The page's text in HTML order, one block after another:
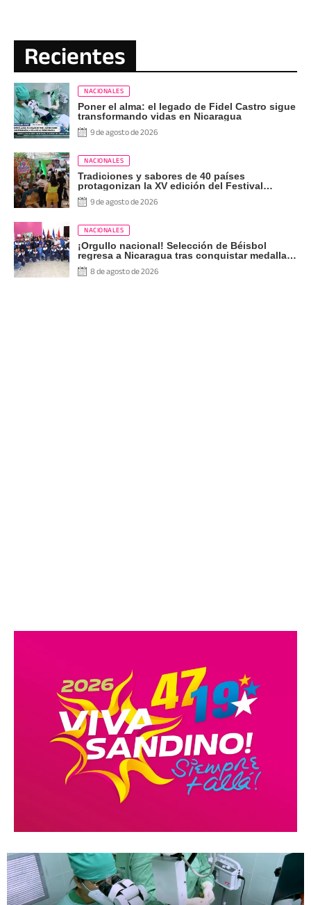
Recientes
NACIONALES
Poner el alma: el legado de Fidel Castro sigue
transformando vidas en Nicaragua
9 de agosto de 2026
NACIONALES
Tradiciones y sabores de 40 países
protagonizan la XV edición del Festival
Internacional de las Artes
9 de agosto de 2026
NACIONALES
¡Orgullo nacional! Selección de Béisbol
regresa a Nicaragua tras conquistar medalla
de plata
8 de agosto de 2026